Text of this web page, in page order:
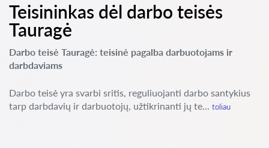
Teisininkas dėl darbo teisės
Tauragė
Darbo teisė Tauragė: teisinė pagalba darbuotojams ir
darbdaviams
Darbo teisė yra svarbi sritis, reguliuojanti darbo santykius
tarp darbdavių ir darbuotojų, užtikrinanti jų te... toliau